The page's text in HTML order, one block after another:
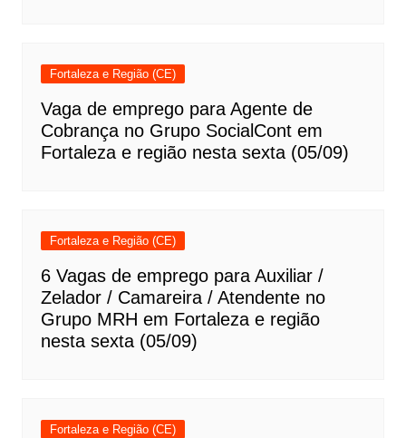
Fortaleza e Região (CE)
Vaga de emprego para Agente de
Cobrança no Grupo SocialCont em
Fortaleza e região nesta sexta (05/09)
Fortaleza e Região (CE)
6 Vagas de emprego para Auxiliar /
Zelador / Camareira / Atendente no
Grupo MRH em Fortaleza e região
nesta sexta (05/09)
Fortaleza e Região (CE)